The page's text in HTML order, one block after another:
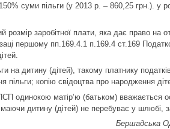
суми пільги (у 2013 р. – 860,25 грн.). у
розмір заробітної плати, яка дає право на
першому пп.169.4.1 п.169.4 ст.169
на дитину (дітей), такому платнику
пільги; копію свідоцтва про народження
одинокою матір’ю (батьком) вважається
дитину (дітей) не перебуває у шлюбі,
Бершадська